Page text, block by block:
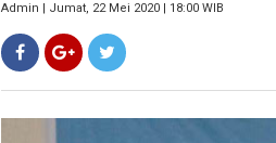
Admin | Jumat, 22 Mei 2020 | 18:00 WIB